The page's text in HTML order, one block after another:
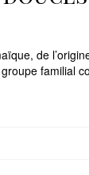
de
familial